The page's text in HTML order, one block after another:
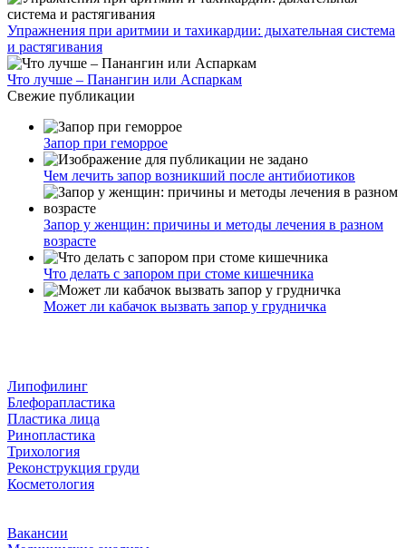
Упражнения при аритмии и тахикардии: дыхательная система
и растягивания
Что лучше – Панангин или Аспаркам
Свежие публикации
Запор при геморрое
Чем лечить запор возникший после антибиотиков
Запор у женщин: причины и методы лечения в разном
возрасте
Что делать с запором при стоме кишечника
Может ли кабачок вызвать запор у грудничка
Липофилинг
Блефорапластика
Пластика лица
Ринопластика
Трихология
Реконструкция груди
Косметология
Вакансии